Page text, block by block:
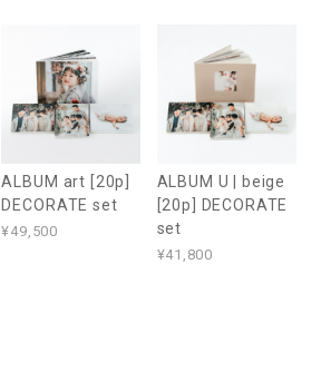
ALBUM art [20p]
DECORATE set
¥49,500
ALBUM U | beige
[20p] DECORATE
set
¥41,800